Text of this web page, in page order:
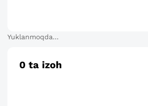
Yuklanmoqda...
0 ta izoh